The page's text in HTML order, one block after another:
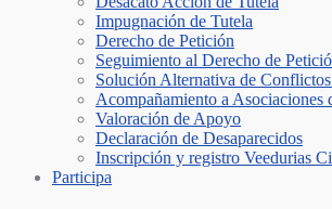
Impugnación de Tutela
Derecho de Petición
Seguimiento al Derecho de
Solución Alternativa de
Acompañamiento a Asociaciones
Valoración de Apoyo
Declaración de Desaparecidos
Inscripción y registro Veedurias
Participa